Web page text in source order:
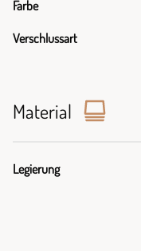
Farbe
Verschlussart
Material
Legierung